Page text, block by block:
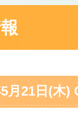
月21日(木)